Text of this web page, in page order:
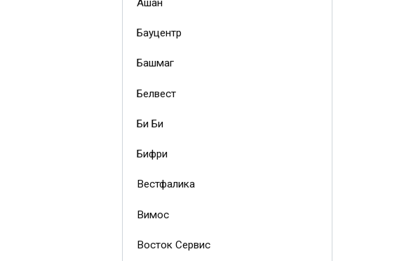
Ашан
Бауцентр
Башмаг
Белвест
Би Би
Бифри
Вестфалика
Вимос
Восток Сервис